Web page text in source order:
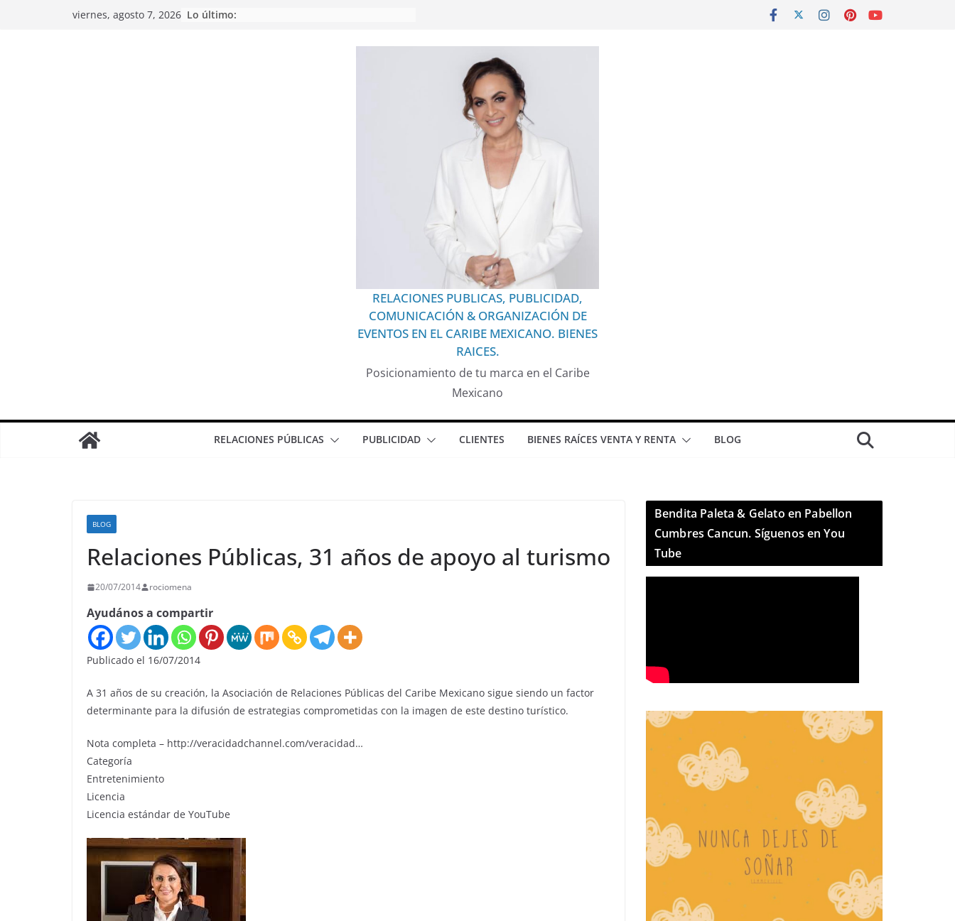
viernes, agosto 7, 2026 Lo último:
RELACIONES PUBLICAS, PUBLICIDAD,
COMUNICACIÓN & ORGANIZACIÓN DE
EVENTOS EN EL CARIBE MEXICANO. BIENES
RAICES.
Posicionamiento de tu marca en el Caribe
Mexicano
RELACIONES PÚBLICAS PUBLICIDAD CLIENTES BIENES RAÍCES VENTA Y RENTA BLOG
BLOG
Relaciones Públicas, 31 años de apoyo al turismo
20/07/2014 rociomena
Ayudános a compartir
Publicado el 16/07/2014
A 31 años de su creación, la Asociación de Relaciones Públicas del Caribe Mexicano sigue siendo un factor
determinante para la difusión de estrategias comprometidas con la imagen de este destino turístico.
Nota completa – http://veracidadchannel.com/veracidad…
Categoría
Entretenimiento
Licencia
Licencia estándar de YouTube
Bendita Paleta & Gelato en Pabellon
Cumbres Cancun. Síguenos en You
Tube